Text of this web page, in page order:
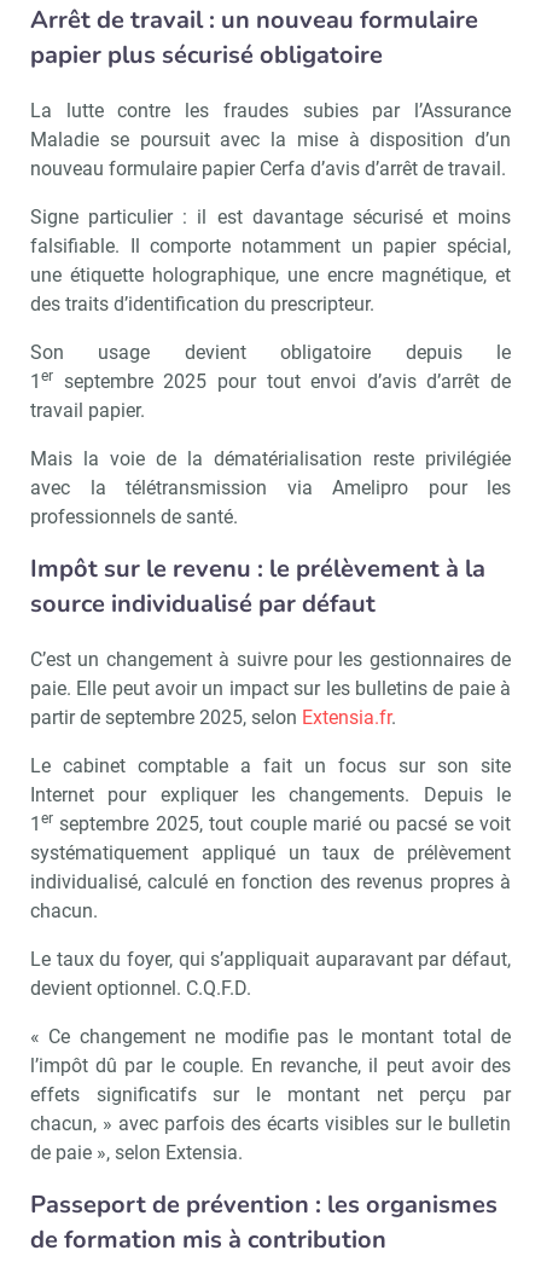
Arrêt de travail : un nouveau formulaire
papier plus sécurisé obligatoire
La lutte contre les fraudes subies par l’Assurance
Maladie se poursuit avec la mise à disposition d’un
nouveau formulaire papier Cerfa d’avis d’arrêt de travail.
Signe particulier : il est davantage sécurisé et moins
falsifiable. Il comporte notamment un papier spécial,
une étiquette holographique, une encre magnétique, et
des traits d’identification du prescripteur.
Son usage devient obligatoire depuis le
1 er
septembre 2025 pour tout envoi d’avis d’arrêt de
travail papier.
Mais la voie de la dématérialisation reste privilégiée
avec la télétransmission via Amelipro pour les
professionnels de santé.
Impôt sur le revenu : le prélèvement à la
source individualisé par défaut
C’est un changement à suivre pour les gestionnaires de
paie. Elle peut avoir un impact sur les bulletins de paie à
partir de septembre 2025, selon Extensia.fr.
Le cabinet comptable a fait un focus sur son site
Internet pour expliquer les changements. Depuis le
1 er septembre 2025, tout couple marié ou pacsé se voit
systématiquement appliqué un taux de prélèvement
individualisé, calculé en fonction des revenus propres à
chacun.
Le taux du foyer, qui s’appliquait auparavant par défaut,
devient optionnel. C.Q.F.D.
« Ce changement ne modifie pas le montant total de
l’impôt dû par le couple. En revanche, il peut avoir des
effets significatifs sur le montant net perçu par
chacun, » avec parfois des écarts visibles sur le bulletin
de paie », selon Extensia.
Passeport de prévention : les organismes
de formation mis à contribution